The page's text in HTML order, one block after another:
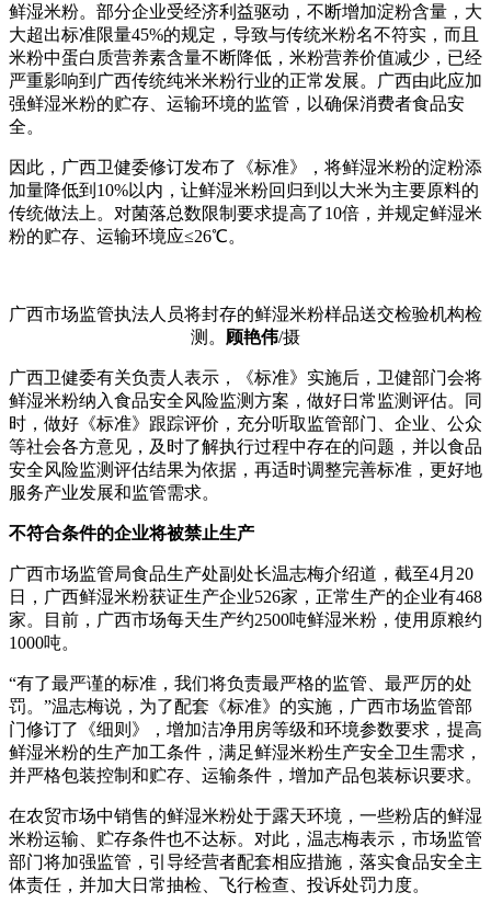
鲜湿米粉。部分企业受经济利益驱动，不断增加淀粉含量，大
大超出标准限量45%的规定，导致与传统米粉名不符实，而且
米粉中蛋白质营养素含量不断降低，米粉营养价值减少，已经
严重影响到广西传统纯米米粉行业的正常发展。广西由此应加
强鲜湿米粉的贮存、运输环境的监管，以确保消费者食品安
全。
因此，广西卫健委修订发布了《标准》，将鲜湿米粉的淀粉添
加量降低到10%以内，让鲜湿米粉回归到以大米为主要原料的
传统做法上。对菌落总数限制要求提高了10倍，并规定鲜湿米
粉的贮存、运输环境应≤26℃。
广西市场监管执法人员将封存的鲜湿米粉样品送交检验机构检
测。 顾艳伟/摄
广西卫健委有关负责人表示，《标准》实施后，卫健部门会将
鲜湿米粉纳入食品安全风险监测方案，做好日常监测评估。同
时，做好《标准》跟踪评价，充分听取监管部门、企业、公众
等社会各方意见，及时了解执行过程中存在的问题，并以食品
安全风险监测评估结果为依据，再适时调整完善标准，更好地
服务产业发展和监管需求。
不符合条件的企业将被禁止生产
广西市场监管局食品生产处副处长温志梅介绍道，截至4月20
日，广西鲜湿米粉获证生产企业526家，正常生产的企业有468
家。目前，广西市场每天生产约2500吨鲜湿米粉，使用原粮约
1000吨。
“有了最严谨的标准，我们将负责最严格的监管、最严厉的处
罚。”温志梅说，为了配套《标准》的实施，广西市场监管部
门修订了《细则》，增加洁净用房等级和环境参数要求，提高
鲜湿米粉的生产加工条件，满足鲜湿米粉生产安全卫生需求，
并严格包装控制和贮存、运输条件，增加产品包装标识要求。
在农贸市场中销售的鲜湿米粉处于露天环境，一些粉店的鲜湿
米粉运输、贮存条件也不达标。对此，温志梅表示，市场监管
部门将加强监管，引导经营者配套相应措施，落实食品安全主
体责任，并加大日常抽检、飞行检查、投诉处罚力度。